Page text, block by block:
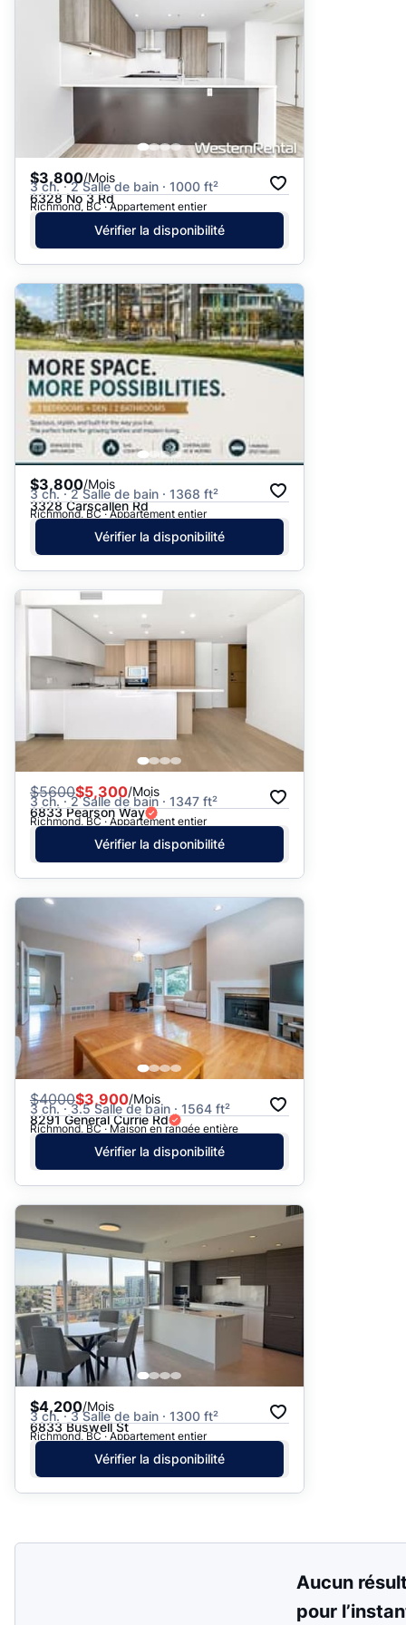
$3,800/Mois
3 ch. · 2 Salle de bain · 1000 ft²
6328 No 3 Rd
Richmond, BC · Appartement entier
Vérifier la disponibilité
$3,800/Mois
3 ch. · 2 Salle de bain · 1368 ft²
3328 Carscallen Rd
Richmond, BC · Appartement entier
Vérifier la disponibilité
$5600$5,300/Mois
3 ch. · 2 Salle de bain · 1347 ft²
6833 Pearson Way
Richmond, BC · Appartement entier
Vérifier la disponibilité
$4000$3,900/Mois
3 ch. · 3.5 Salle de bain · 1564 ft²
8291 General Currie Rd
Richmond, BC · Maison en rangée entière
Vérifier la disponibilité
$4,200/Mois
3 ch. · 3 Salle de bain · 1300 ft²
6833 Buswell St
Richmond, BC · Appartement entier
Vérifier la disponibilité
Aucun
pour